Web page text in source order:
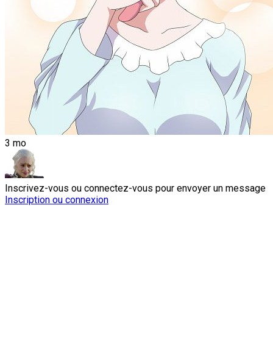
3 mo
Inscrivez-vous ou connectez-vous pour envoyer un message
Inscription ou connexion